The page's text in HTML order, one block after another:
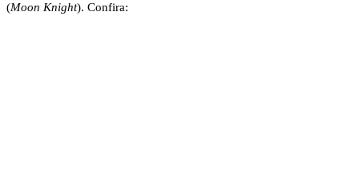
(Moon Knight). Confira: